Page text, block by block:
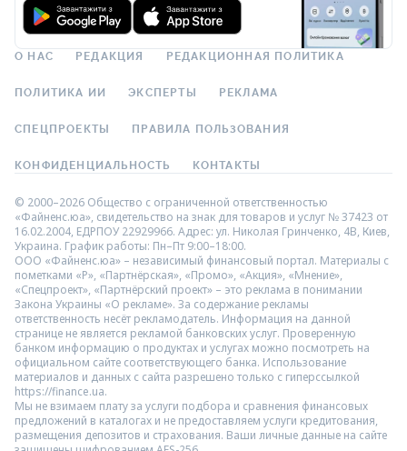
О НАС РЕДАКЦИЯ РЕДАКЦИОННАЯ ПОЛИТИКА
ПОЛИТИКА ИИ ЭКСПЕРТЫ РЕКЛАМА
СПЕЦПРОЕКТЫ ПРАВИЛА ПОЛЬЗОВАНИЯ
КОНФИДЕНЦИАЛЬНОСТЬ КОНТАКТЫ
© 2000–2026 Общество с ограниченной ответственностью
«Файненс.юа», свидетельство на знак для товаров и услуг № 37423 от
16.02.2004, ЕДРПОУ 22929966. Адрес: ул. Николая Гринченко, 4В, Киев,
Украина. График работы: Пн–Пт 9:00–18:00.
ООО «Файненс.юа» – независимый финансовый портал. Материалы с
пометками «Р», «Партнёрская», «Промо», «Акция», «Мнение»,
«Спецпроект», «Партнёрский проект» – это реклама в понимании
Закона Украины «О рекламе». За содержание рекламы
ответственность несёт рекламодатель. Информация на данной
странице не является рекламой банковских услуг. Проверенную
банком информацию о продуктах и услугах можно посмотреть на
официальном сайте соответствующего банка. Использование
материалов и данных с сайта разрешено только с гиперссылкой
https://finance.ua.
Мы не взимаем плату за услуги подбора и сравнения финансовых
предложений в каталогах и не предоставляем услуги кредитования,
размещения депозитов и страхования. Ваши личные данные на сайте